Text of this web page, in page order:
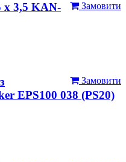
Замовити
х 3,5 KAN-
Замовити
EPS100 038 (PS20)